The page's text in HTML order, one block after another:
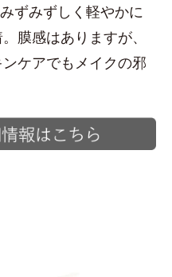
ずみずしく軽やかに
膜感はありますが、
ケアでもメイクの邪